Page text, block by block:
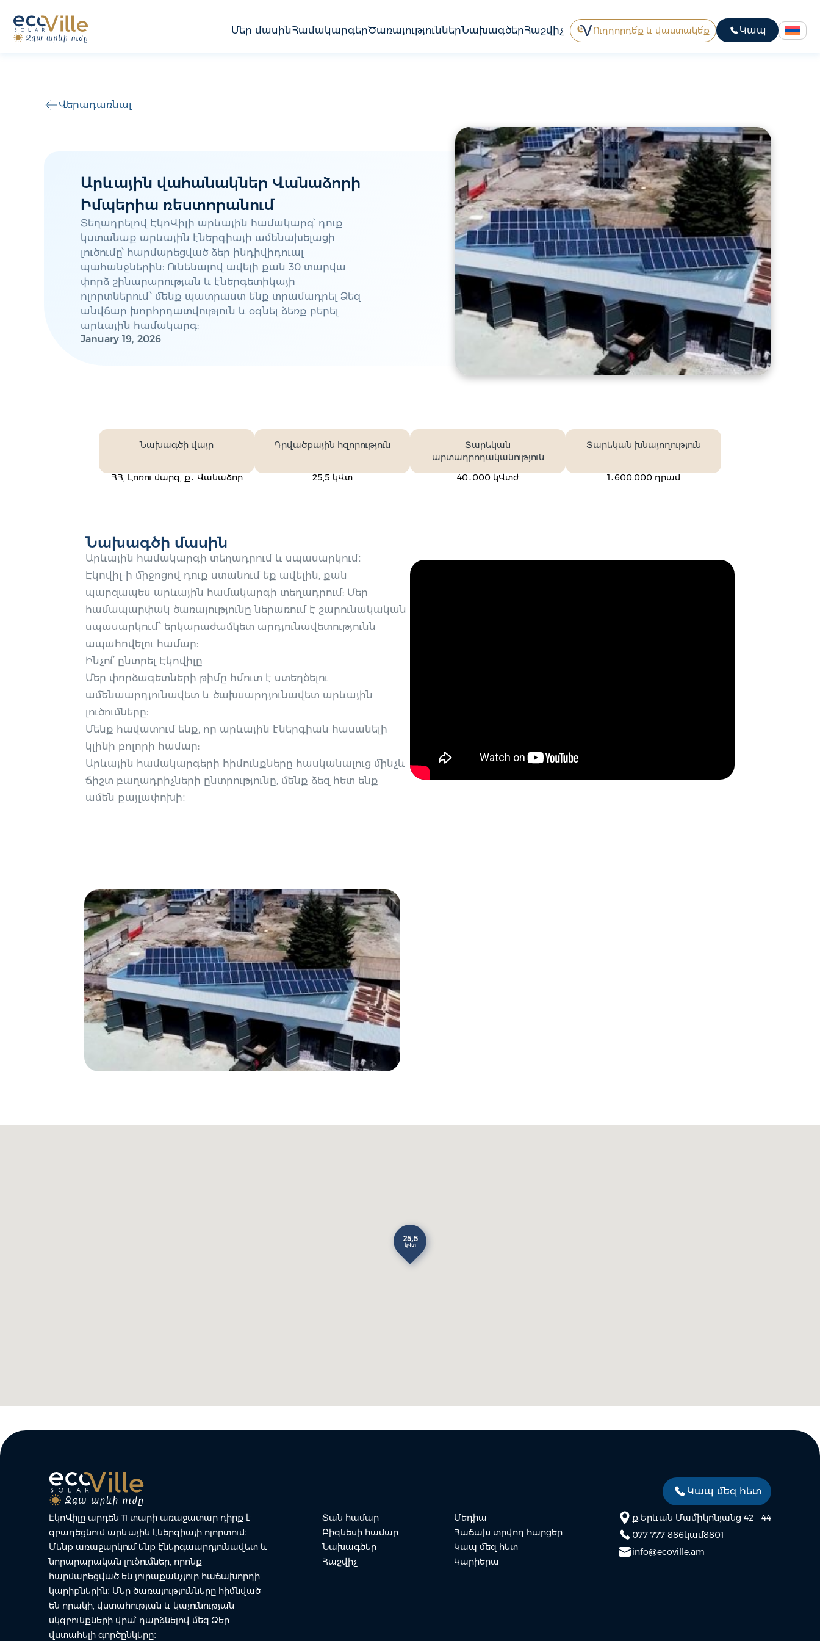
Մեր մասինՀամակարգերԾառայություններՆախագծերՀաշվիչ Ուղղորդե՛ք և վաստակե՛ք Կապ
Վերադառնալ
Արևային վահանակներ Վանաձորի
Իմպերիա ռեստորանում
Տեղադրելով ԷկոՎիլի արևային համակարգ՝ դուք
կստանաք արևային էներգիայի ամենախելացի
լուծումը՝ հարմարեցված ձեր ինդիվիդուալ
պահանջներին: Ունենալով ավելի քան 30 տարվա
փորձ շինարարության և էներգետիկայի
ոլորտներում՝ մենք պատրաստ ենք տրամադրել Ձեզ
անվճար խորհրդատվություն և օգնել ձեռք բերել
արևային համակարգ:
January 19, 2026
Նախագծի վայր
ՀՀ, Լոռու մարզ, ք․ Վանաձոր
Դրվածքային հզորություն
25,5 կՎտ
Տարեկան
արտադրողականություն
40․000 կՎտժ
Տարեկան խնայողություն
1․600.000 դրամ
Նախագծի մասին
Արևային համակարգի տեղադրում և սպասարկում։
Էկովիլ-ի միջոցով դուք ստանում եք ավելին, քան
պարզապես արևային համակարգի տեղադրում: Մեր
համապարփակ ծառայությունը ներառում է շարունակական
սպասարկում՝ երկարաժամկետ արդյունավետությունն
ապահովելու համար:
Ինչու՞ ընտրել Էկովիլը
Մեր փորձագետների թիմը հմուտ է ստեղծելու
ամենաարդյունավետ և ծախսարդյունավետ արևային
լուծումները:
Մենք հավատում ենք, որ արևային էներգիան հասանելի
կլինի բոլորի համար:
Արևային համակարգերի հիմունքները հասկանալուց մինչև
ճիշտ բաղադրիչների ընտրությունը, մենք ձեզ հետ ենք
ամեն քայլափոխի։
25,5
կՎտ
Կապ մեզ հետ
ԷկոՎիլը արդեն 11 տարի առաջատար դիրք է
զբաղեցնում արևային էներգիայի ոլորտում։
Մենք առաջարկում ենք էներգաարդյունավետ և
նորարարական լուծումներ, որոնք
հարմարեցված են յուրաքանչյուր հաճախորդի
կարիքներին։ Մեր ծառայությունները հիմնված
են որակի, վստահության և կայունության
սկզբունքների վրա՝ դարձնելով մեզ Ձեր
վստահելի գործընկերը։
Տան համար
Բիզնեսի համար
Նախագծեր
Հաշվիչ
Մեդիա
Հաճախ տրվող հարցեր
Կապ մեզ հետ
Կարիերա
ք.Երևան Մամիկոնյանց 42 - 44
077 777 886կամ8801
info@ecoville.am